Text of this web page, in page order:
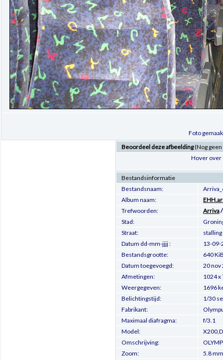
Foto
Beoordeel deze afbeelding(Nog
Hover over
Bestandsinformatie
Bestandsnaam:
Album naam:
Trefwoorden:
Arriva/
Stad:
Straat:
Datum dd-mm-jjjj :
13-09-
Bestandsgrootte:
640
Datum toegevoegd:
20 nov
Afmetingen:
1024 x
Weergegeven:
1696
Belichtingstijd:
1/30
Fabrikant:
Maximaal diafragma:
f/3.1
Model:
Omschrijving:
Zoom:
5.8 mm